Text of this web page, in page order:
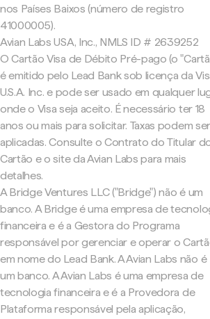
nos Países Baixos (número de registro
41000005).
Avian Labs USA, Inc., NMLS ID # 2639252
O Cartão Visa de Débito Pré-pago (o
é emitido pelo Lead Bank sob licença da
U.S.A. Inc. e pode ser usado em qualquer
onde o Visa seja aceito. É necessário ter 18
anos ou mais para solicitar. Taxas podem ser
aplicadas. Consulte o Contrato do Titular
Cartão e o site da Avian Labs para mais
detalhes.
A Bridge Ventures LLC ("Bridge") não é um
banco. A Bridge é uma empresa de
financeira e é a Gestora do Programa
responsável por gerenciar e operar o
em nome do Lead Bank. A Avian Labs não é
um banco. A Avian Labs é uma empresa de
tecnologia financeira e é a Provedora de
Plataforma responsável pela aplicação,